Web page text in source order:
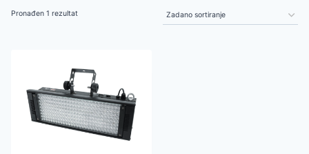
Pronađen 1 rezultat